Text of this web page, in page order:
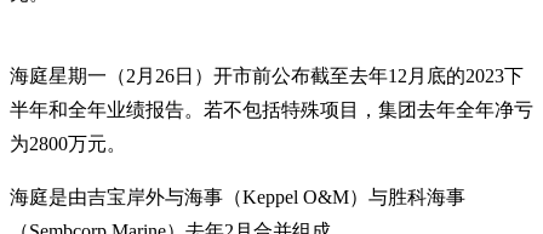
海庭星期一（2月26日）开市前公布截至去年12月底的2023下
半年和全年业绩报告。若不包括特殊项目，集团去年全年净亏
为2800万元。
海庭是由吉宝岸外与海事（Keppel O&M）与胜科海事